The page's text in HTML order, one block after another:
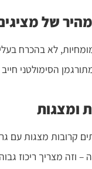
לא בהכרח
הסימולטני
קרובות מצגות עם
מצריך ריכוז